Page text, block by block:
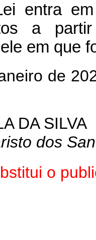
entra
a
em que
de
DA SILVA
dos
o